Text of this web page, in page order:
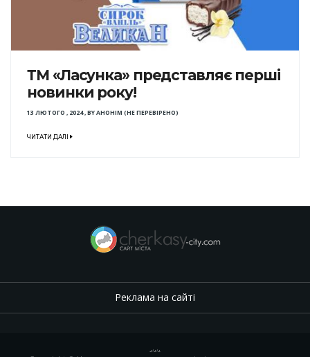
ТМ «Ласунка» представляє перші
новинки року!
13 ЛЮТОГО , 2024,BYАНОНІМ (НЕ ПЕРЕВІРЕНО)
ЧИТАТИ ДАЛІ
Реклама на сайті
.,.,.